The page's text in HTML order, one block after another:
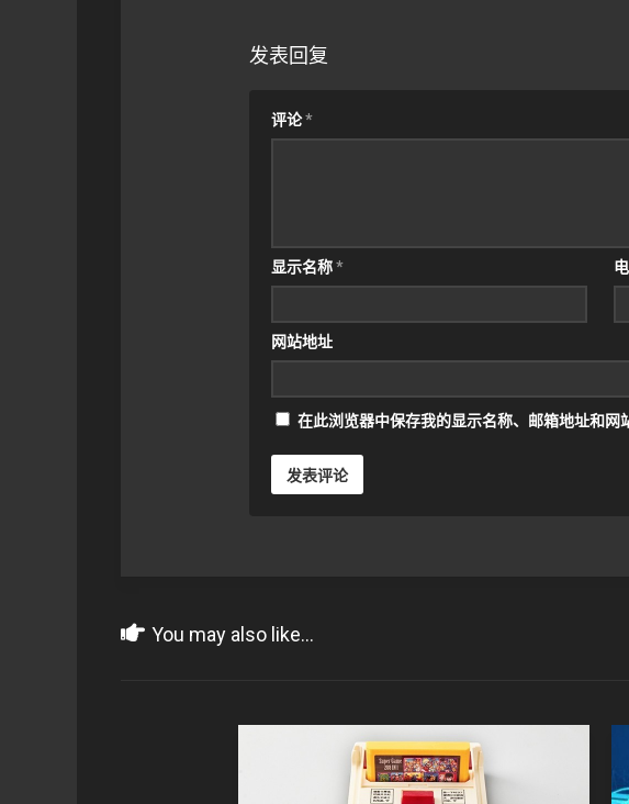
发表回复
评论*
显示名称*
网站地址
在此浏览器中保存我的显示名称、邮箱地址和网
You may also like...